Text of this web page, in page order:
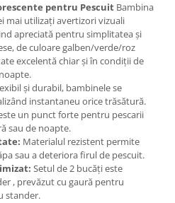
pentru Pescuit Bambina
mai utilizați avertizori vizuali
apreciată pentru simplitatea și
de culoare galben/verde/roz
excelentă chiar și în condiții de
și durabil, bambinele se
instantaneu orice trăsătură.
un punct forte pentru pescarii
sau de noapte.
Materialul rezistent permite
sau a deteriora firul de pescuit.
Setul de 2 bucăți este
, prevăzut cu gaură pentru
stander.